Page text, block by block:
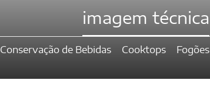
imagem técnica
Conservação de Bebidas Cooktops Fogões